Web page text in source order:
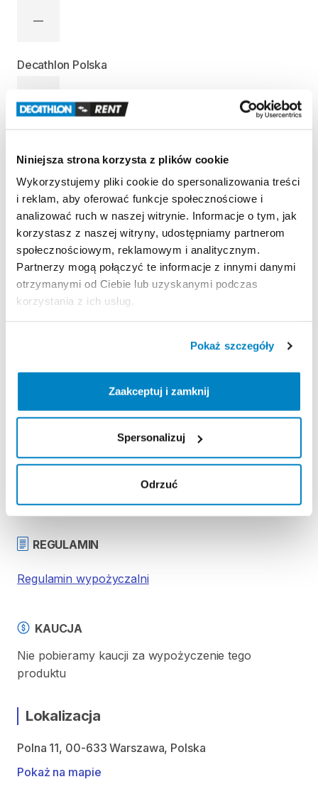
Niniejsza strona korzysta z plików cookie
Wykorzystujemy pliki cookie do spersonalizowania treści
i reklam, aby oferować funkcje społecznościowe i
analizować ruch w naszej witrynie. Informacje o tym, jak
korzystasz z naszej witryny, udostępniamy partnerom
społecznościowym, reklamowym i analitycznym.
Partnerzy mogą połączyć te informacje z innymi danymi
otrzymanymi od Ciebie lub uzyskanymi podczas
korzystania z ich usług.
Pokaż szczegóły
Zaakceptuj i zamknij
Spersonalizuj
Odrzuć
—
Decathlon Polska
Decathlon Targówek
—
Informacje o produkcie
Osłona przed słońcem​,​ regulowane siedzisko​,​
plecy​,​ komfort
bezpieczeństwo.
Strona produktu w sklepie
Zasady wypożyczenia
REGULAMIN
Regulamin wypożyczalni
KAUCJA
Nie pobieramy kaucji za wypożyczenie tego
produktu
Lokalizacja
Polna 11, 00-633 Warszawa, Polska
Pokaż na mapie